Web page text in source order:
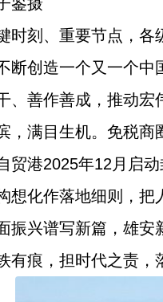
鉴摄
时刻、重要节点，各
断创造一个又一个中
、善作善成，推动
，满目生机。免税
贸港2025年12月启
想化作落地细则，
振兴谱写新篇，雄
有痕，担时代之责